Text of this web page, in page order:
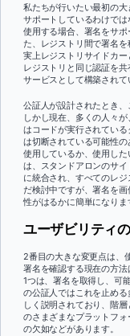
私たちが行いたい最初の
サポートしているわけで
使用する場合、署名をサ
た、レジストリ間で署名
実上レジストリサイドカ
レジストリと同じ認証を
サービスとして構築されて
公証人が設計されたとき、
しかし現在、多くの人々
はコードが実行されてい
は切断されている可能性
使用しているか、使用し
は、スタンドアロンのサ
に統合され、すべてのレ
だ検討中ですが、署名を
性がはるかに簡単になりま
ユーザビリティ
2番目の大きな変更点は、
署名を確認する現在の方
1つは、署名を取得し、可
の公証人ではこれを止め
しく説明されており、階
のさまざまなプラットフ
の欠如などがあります。